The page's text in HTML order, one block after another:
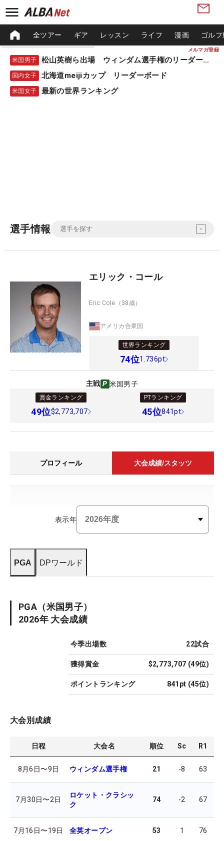
メルマガ登録
全ツアー ギア レッスン ライフ 漫画 ゴル
米国男子 松山英樹ら出場 ウィンダム選手権のリーダーボード
国内女子 北海道meijiカップ リーダーボード
米国女子 最新の世界ランキング
選手情報
エリック・コール
Eric Cole （38歳）
アメリカ合衆国
世界ランキング
74位1.736pt
主戦 米国男子
賞金ランキング
49位$2,773,707
PTランキング
45位841pt
プロフィール 大会成績/スタッツ
表示年
PGA DPワールド
PGA （米国男子）
2026年 大会成績
今季出場数 22試合
獲得賞金 $2,773,707 (49位)
ポイントランキング 841pt (45位)
大会別成績
日程 大会名 順位 Sc R1
8月6日〜9日 ウィンダム選手権 21 -8 63
7月30日〜2日
ロケット・クラシッ
ク
74 -2 67
7月16日〜19日 全英オープン 53 1 76